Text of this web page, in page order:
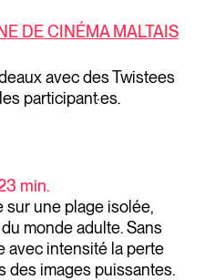
DE CINÉMA MALTAIS
avec des Twistees
participant·es.
min.
sur une plage isolée,
monde adulte. Sans
avec intensité la perte
des images puissantes.